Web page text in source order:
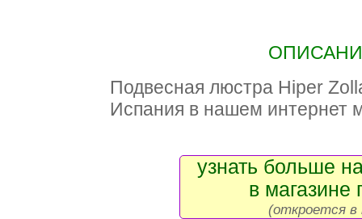
Подвесная люстра Hiper
Испания в нашем интернет
узнать больше
в магазине
(откроется в